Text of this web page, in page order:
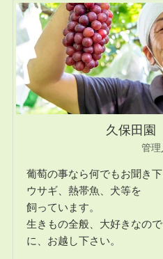
久保田
管理
葡萄の事なら何でもお聞き下
ウサギ、熱帯魚、犬等を
飼っています。
生きもの全般、大好きなの
に、お越し下さい。